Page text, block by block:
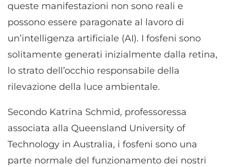
queste manifestazioni non sono reali e
possono essere paragonate al lavoro di
un’intelligenza artificiale (AI). I fosfeni sono
solitamente generati inizialmente dalla retina,
lo strato dell’occhio responsabile della
rilevazione della luce ambientale.
Secondo Katrina Schmid, professoressa
associata alla Queensland University of
Technology in Australia, i fosfeni sono una
parte normale del funzionamento dei nostri